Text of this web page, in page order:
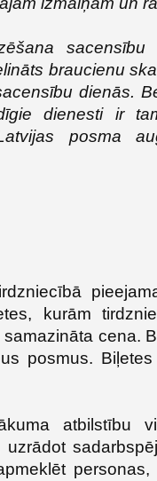
braucienu
dienās.
dienesti ir
posma
kurām
cena.
posmus.
atbilstību
uzrādot